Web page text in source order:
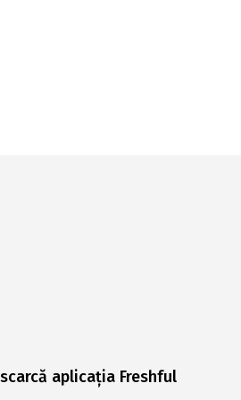
aplicația Freshful